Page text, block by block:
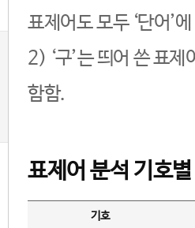
표제어도 모두 ‘단어’
2) ‘구’는 띄어 쓴 표
함함.
표제어 분석 기호
기호